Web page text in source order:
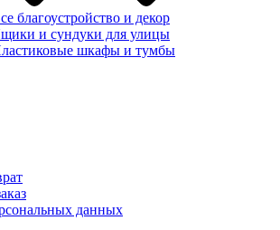
благоустройство и декор
и сундуки для улицы
шкафы и тумбы
данных